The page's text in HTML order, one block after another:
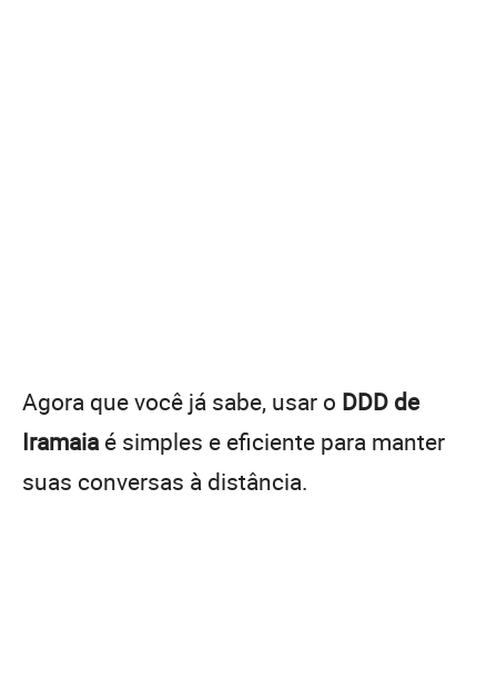
Agora que você já sabe, usar o DDD de
Iramaia é simples e eficiente para manter
suas conversas à distância.